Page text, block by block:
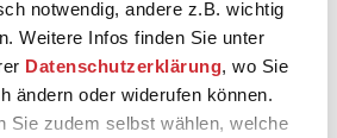
notwendig, andere z.B. wichtig
Weitere Infos finden Sie unter
Datenschutzerklärung, wo Sie
ändern oder widerufen können.
Sie zudem selbst wählen, welche
Weimar sowie für
rechtefrei zu verwenden. Bei
wir um die Zusendung eines